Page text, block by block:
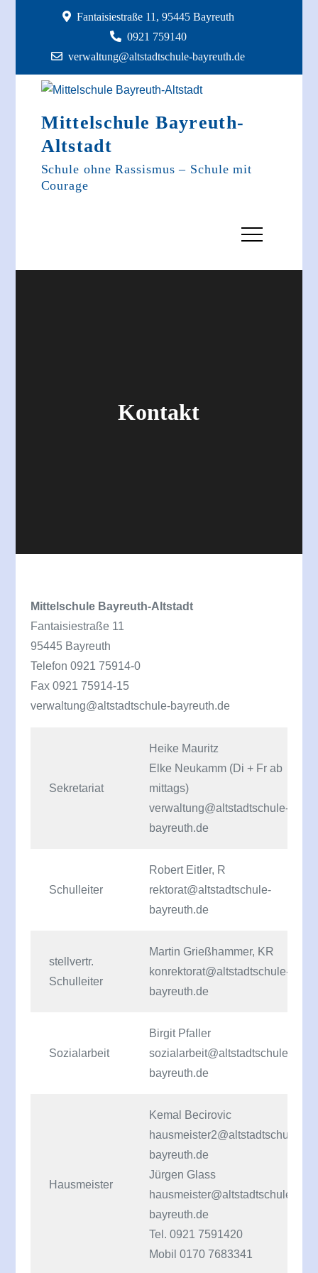
Fantaisiestraße 11, 95445 Bayreuth
0921 759140
verwaltung@altstadtschule-bayreuth.de
Mittelschule Bayreuth-
Altstadt
Schule ohne Rassismus – Schule mit
Courage
Kontakt
Mittelschule Bayreuth-Altstadt
Fantaisiestraße 11
95445 Bayreuth
Telefon 0921 75914-0
Fax 0921 75914-15
verwaltung@altstadtschule-bayreuth.de
Sekretariat
Heike Mauritz
Elke Neukamm (Di + Fr ab
mittags)
verwaltung@altstadtschule-
bayreuth.de
Schulleiter
Robert Eitler, R
rektorat@altstadtschule-
bayreuth.de
stellvertr.
Schulleiter
Martin Grießhammer, KR
konrektorat@altstadtschule-
bayreuth.de
Sozialarbeit
Birgit Pfaller
sozialarbeit@altstadtschule-
bayreuth.de
Hausmeister
Kemal Becirovic
hausmeister2@altstadtschule-
bayreuth.de
Jürgen Glass
hausmeister@altstadtschule-
bayreuth.de
Tel. 0921 7591420
Mobil 0170 7683341